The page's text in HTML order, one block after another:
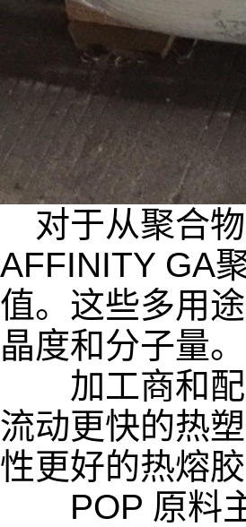
对于从聚合物
AFFINITY GA
值。这些多用
晶度和分子量。
加工商和配
流动更快的热
性更好的热熔胶
POP 原料主